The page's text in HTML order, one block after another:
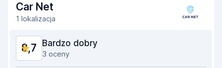
Car Net
1 lokalizacja
8,7 Bardzo dobry
3 oceny